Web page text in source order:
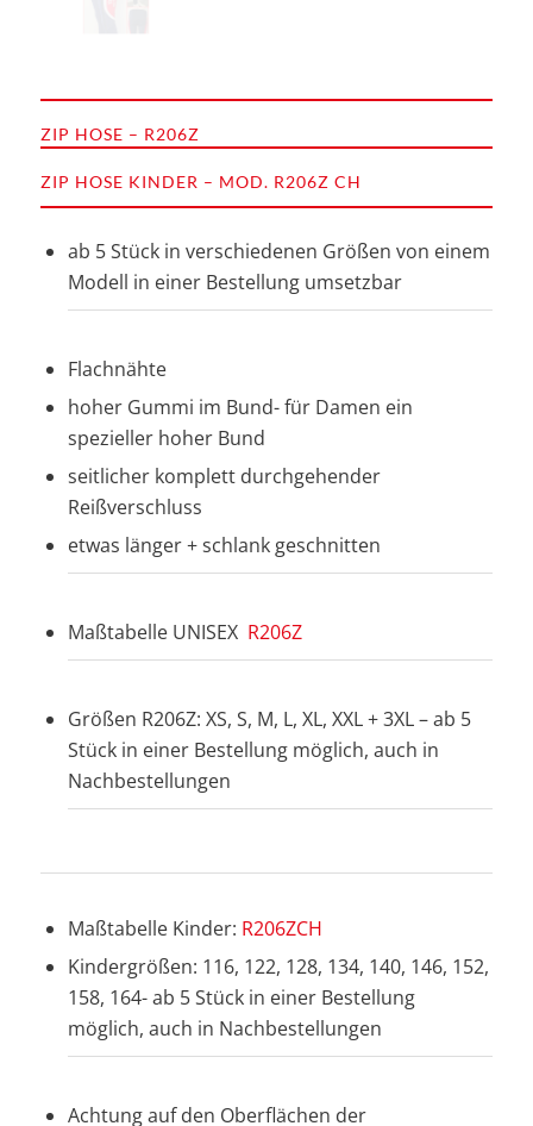
ZIP HOSE – R206Z
ZIP HOSE KINDER – MOD. R206Z CH
ab 5 Stück in verschiedenen Größen von einem
Modell in einer Bestellung umsetzbar
Flachnähte
hoher Gummi im Bund- für Damen ein
spezieller hoher Bund
seitlicher komplett durchgehender
Reißverschluss
etwas länger + schlank geschnitten
Maßtabelle UNISEX R206Z
Größen R206Z: XS, S, M, L, XL, XXL + 3XL – ab 5
Stück in einer Bestellung möglich, auch in
Nachbestellungen
Maßtabelle Kinder: R206ZCH
Kindergrößen: 116, 122, 128, 134, 140, 146, 152,
158, 164- ab 5 Stück in einer Bestellung
möglich, auch in Nachbestellungen
Achtung auf den Oberflächen der